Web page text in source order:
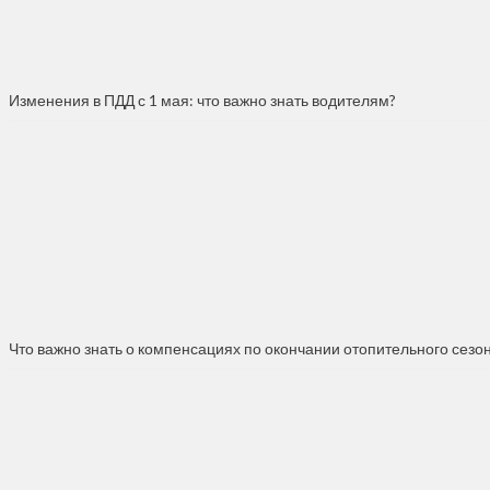
Изменения в ПДД с 1 мая: что важно знать водителям?
Что важно знать о компенсациях по окончании отопительного